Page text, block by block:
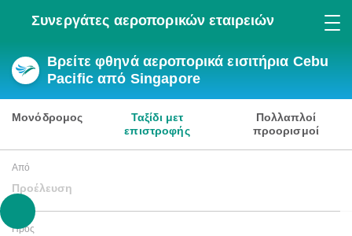
Συνεργάτες αεροπορικών εταιρειών
Βρείτε φθηνά αεροπορικά εισιτήρια Cebu
Pacific από Singapore
Μονόδρομος
Ταξίδι μετ
επιστροφής
Πολλαπλοί
προορισμοί
Από
Προέλευση
Προς